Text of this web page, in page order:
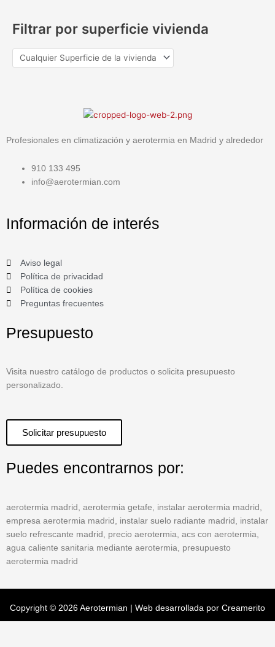
Filtrar por superficie vivienda
Profesionales en climatización y aerotermia en Madrid y alrededor
910 133 495
info@aerotermian.com
Información de interés
Aviso legal
Política de privacidad
Política de cookies
Preguntas frecuentes
Presupuesto
Visita nuestro catálogo de productos o solicita presupuesto
personalizado.
Solicitar presupuesto
Puedes encontrarnos por:
aerotermia madrid, aerotermia getafe, instalar aerotermia madrid,
empresa aerotermia madrid, instalar suelo radiante madrid, instalar
suelo refrescante madrid, precio aerotermia, acs con aerotermia,
agua caliente sanitaria mediante aerotermia, presupuesto
aerotermia madrid
Copyright © 2026 Aerotermian | Web desarrollada por Creamerito